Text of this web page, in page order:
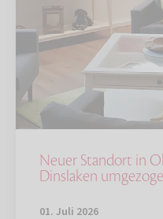
Neuer Standort in
Dinslaken
01. Juli 2026